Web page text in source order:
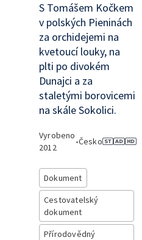
S Tomášem Kočkem
v polských Pieninách
za orchidejemi na
kvetoucí louky, na
plti po divokém
Dunajci a za
staletými borovicemi
na skále Sokolici.
Vyrobeno
2012
•Česko
Dokument
Cestovatelský
dokument
Přírodovědný